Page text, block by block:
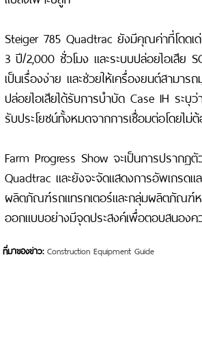
Steiger 785 Quadtrac ยังมีคุณค่าที่โดด
3 ปี/2,000 ชั่วโมง และระบบปล่อยไอเสีย
เป็นเรื่องง่าย และช่วยให้เครื่องยนต์สามา
ปล่อยไอเสียได้รับการบำบัด Case IH ระบุ
รับประโยชน์ทั้งหมดจากการเชื่อมต่อโดยไม่
Farm Progress Show จะเป็นการปราก
Quadtrac และยังจะจัดแสดงการอัพเกรด
ผลิตภัณฑ์รถแทรกเตอร์และกลุ่มผลิตภัณฑ์
ออกแบบอย่างมีจุดประสงค์เพื่อตอบสนองค
ที่มาของข่าว: Construction Equipment Guide